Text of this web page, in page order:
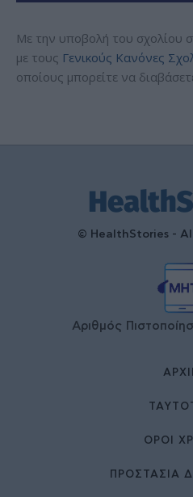
Με την υποβολή του σχολίου
με τους Γενικούς Κανόνες
οποίους μπορείτε να
© HealthStories -
Αριθμός
ΌΡΟΙ
ΠΡΟΣΤΑΣΙΑ